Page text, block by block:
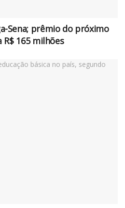
Sena; prêmio do próximo
165 milhões